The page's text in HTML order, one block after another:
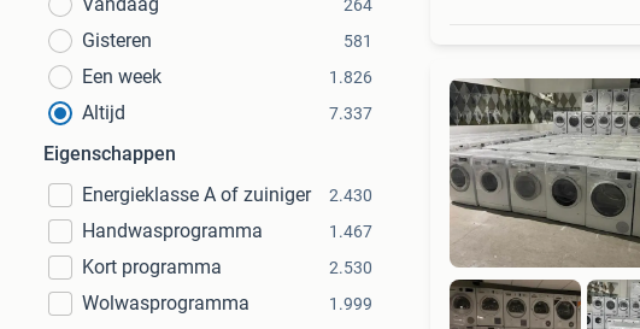
264
Gisteren 581
Een week 1.826
Altijd 7.337
Eigenschappen
Energieklasse A of zuiniger
2.430
Handwasprogramma 1.467
Kort programma 2.530
Wolwasprogramma 1.999